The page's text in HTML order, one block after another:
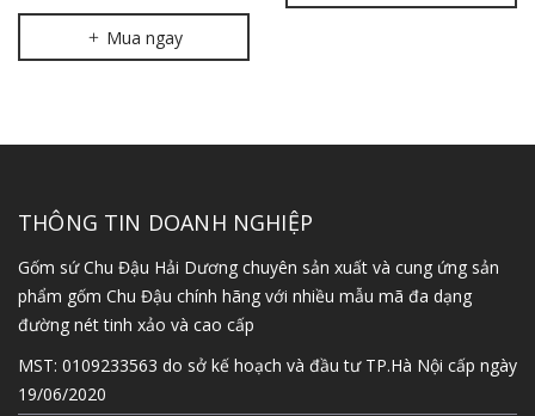
Mua ngay
THÔNG TIN DOANH NGHIỆP
Gốm sứ Chu Đậu Hải Dương chuyên sản xuất và cung ứng sản
phẩm gốm Chu Đậu chính hãng với nhiều mẫu mã đa dạng
đường nét tinh xảo và cao cấp
MST: 0109233563 do sở kế hoạch và đầu tư TP.Hà Nội cấp ngày
19/06/2020